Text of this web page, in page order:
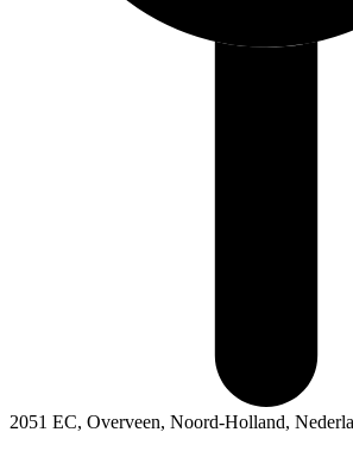
2051 EC, Overveen, Noord-Holland,